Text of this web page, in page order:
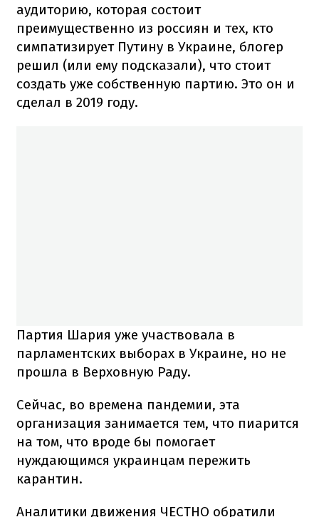
аудиторию, которая состоит
преимущественно из россиян и тех, кто
симпатизирует Путину в Украине, блогер
решил (или ему подсказали), что стоит
создать уже собственную партию. Это он и
сделал в 2019 году.
Партия Шария уже участвовала в
парламентских выборах в Украине, но не
прошла в Верховную Раду.
Сейчас, во времена пандемии, эта
организация занимается тем, что пиарится
на том, что вроде бы помогает
нуждающимся украинцам пережить
карантин.
Аналитики движения ЧЕСТНО обратили